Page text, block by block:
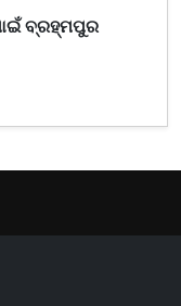
ବ୍ରହ୍ମପୁର